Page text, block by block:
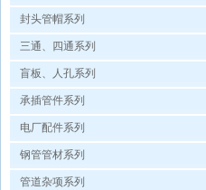
封头管帽系列
三通、四通系列
盲板、人孔系列
承插管件系列
电厂配件系列
钢管管材系列
管道杂项系列